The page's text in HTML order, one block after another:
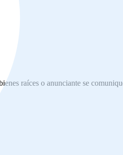
raíces o anunciante se